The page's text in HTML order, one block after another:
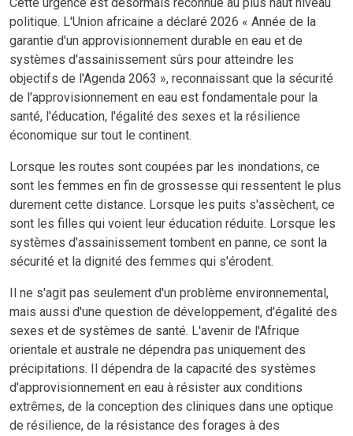
politique. L'Union africaine a déclaré 2026 « Année de la
garantie d'un approvisionnement durable en eau et de
systèmes d'assainissement sûrs pour atteindre les
objectifs de l'Agenda 2063 », reconnaissant que la sécurité
de l'approvisionnement en eau est fondamentale pour la
santé, l'éducation, l'égalité des sexes et la résilience
économique sur tout le continent.
Lorsque les routes sont coupées par les inondations, ce
sont les femmes en fin de grossesse qui ressentent le plus
durement cette distance. Lorsque les puits s'assèchent, ce
sont les filles qui voient leur éducation réduite. Lorsque les
systèmes d'assainissement tombent en panne, ce sont la
sécurité et la dignité des femmes qui s'érodent.
Il ne s'agit pas seulement d'un problème environnemental,
mais aussi d'une question de développement, d'égalité des
sexes et de systèmes de santé. L'avenir de l'Afrique
orientale et australe ne dépendra pas uniquement des
précipitations. Il dépendra de la capacité des systèmes
d'approvisionnement en eau à résister aux conditions
extrêmes, de la conception des cliniques dans une optique
de résilience, de la résistance des forages à des